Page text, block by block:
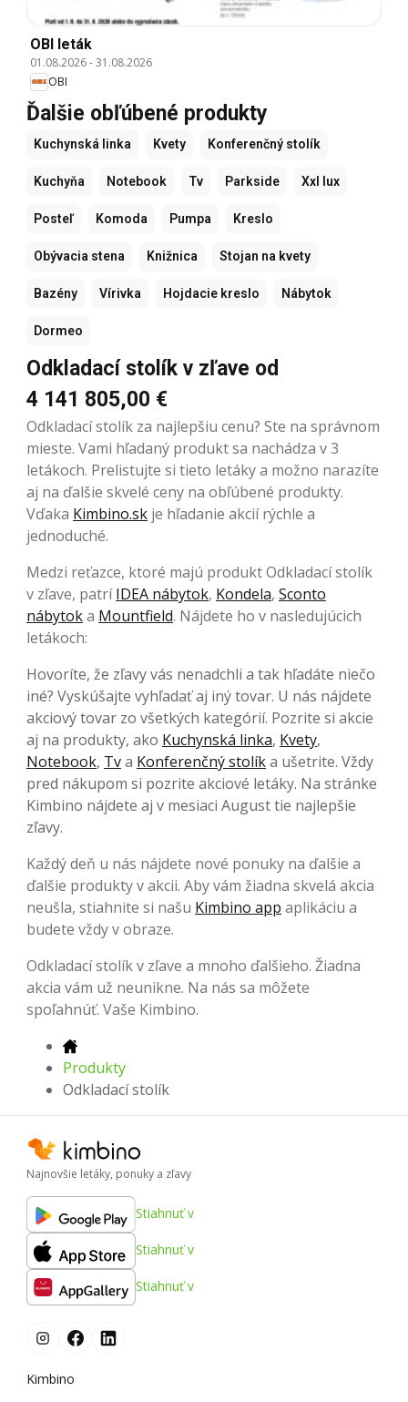
OBI leták
01.08.2026-31.08.2026
OBI
Ďalšie obľúbené produkty
Kuchynská linka Kvety Konferenčný stolík
Kuchyňa Notebook Tv Parkside Xxl lux
Posteľ Komoda Pumpa Kreslo
Obývacia stena Knižnica Stojan na kvety
Bazény Vírivka Hojdacie kreslo Nábytok
Dormeo
Odkladací stolík v zľave od
4 141 805,00 €
Odkladací stolík za najlepšiu cenu? Ste na správnom
mieste. Vami hľadaný produkt sa nachádza v 3
letákoch. Prelistujte si tieto letáky a možno narazíte
aj na ďalšie skvelé ceny na obľúbené produkty.
Vďaka Kimbino.sk je hľadanie akcií rýchle a
jednoduché.
Medzi reťazce, ktoré majú produkt Odkladací stolík
v zľave, patríIDEA nábytok, Kondela, Sconto
nábytoka Mountfield. Nájdete ho v nasledujúcich
letákoch:
Hovoríte, že zľavy vás nenadchli a tak hľadáte niečo
iné? Vyskúšajte vyhľadať aj iný tovar. U nás nájdete
akciový tovar zo všetkých kategórií. Pozrite si akcie
aj na produkty, ako Kuchynská linka, Kvety,
Notebook, Tva Konferenčný stolíka ušetrite. Vždy
pred nákupom si pozrite akciové letáky. Na stránke
Kimbino nájdete aj v mesiaci August tie najlepšie
zľavy.
Každý deň u nás nájdete nové ponuky na ďalšie a
ďalšie produkty v akcii. Aby vám žiadna skvelá akcia
neušla, stiahnite si našu Kimbino app aplikáciu a
budete vždy v obraze.
Odkladací stolík v zľave a mnoho ďalšieho. Žiadna
akcia vám už neunikne. Na nás sa môžete
spoľahnúť. Vaše Kimbino.
Produkty
Odkladací stolík
Najnovšie letáky, ponuky a zľavy
Stiahnuť v
Stiahnuť v
Stiahnuť v
Kimbino